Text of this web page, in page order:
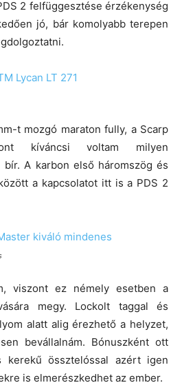
2 felfüggesztése érzékenység
jó, bár komolyabb terepen
t mozgó maraton fully, a Scarp
kíváncsi voltam milyen
bír. A karbon első háromszög és
a kapcsolatot itt is a PDS 2
viszont ez némely esetben a
megy. Lockolt taggal és
alatt alig érezhető a helyzet,
bevállalnám. Bónuszként ott
kerekű össztelóssal azért igen
is elmerészkedhet az ember.